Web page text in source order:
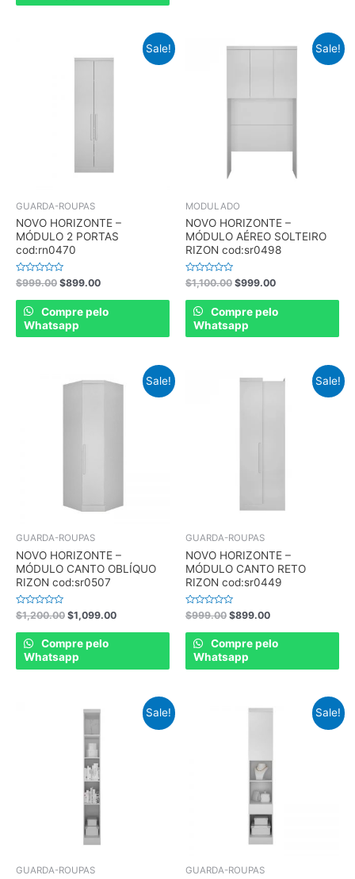
Sale!
GUARDA-ROUPAS
NOVO HORIZONTE –
MÓDULO 2 PORTAS
cod:rn0470
Rated
0
out
$999.00 $899.00
Compre pelo
Whatsapp
Sale!
MODULADO
NOVO HORIZONTE –
MÓDULO AÉREO SOLTEIRO
RIZON cod:sr0498
Rated
0
out
$1,100.00 $999.00
Compre pelo
Whatsapp
Sale!
GUARDA-ROUPAS
NOVO HORIZONTE –
MÓDULO CANTO OBLÍQUO
RIZON cod:sr0507
Rated
0
out
$1,200.00 $1,099.00
Compre pelo
Whatsapp
Sale!
GUARDA-ROUPAS
NOVO HORIZONTE –
MÓDULO CANTO RETO
RIZON cod:sr0449
Rated
0
out
$999.00 $899.00
Compre pelo
Whatsapp
Sale!
GUARDA-ROUPAS
Sale!
GUARDA-ROUPAS